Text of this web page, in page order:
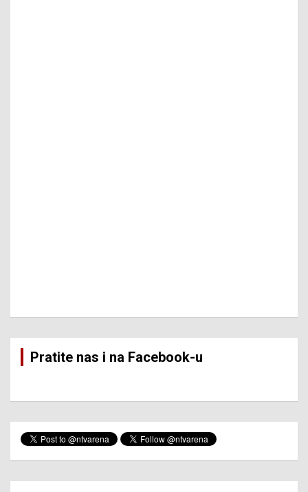
Pratite nas i na Facebook-u